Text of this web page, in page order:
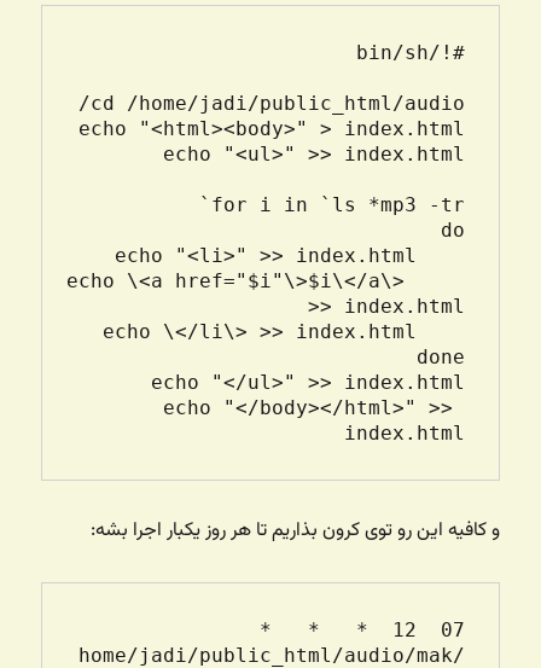
    echo \<a href="$i"\>$i\</a\>
echo "</body></html>" >>
index.html
و کافیه این رو توی کرون بذاریم تا هر روز یکبار اجرا بشه:
/home/jadi/public_html/audio/mak